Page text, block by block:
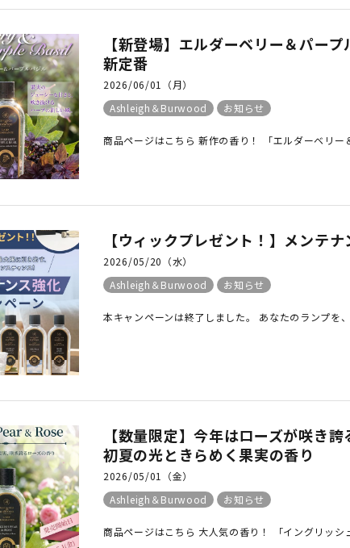
【新登場】エルダーベリー＆パー
新定番
2026/06/01（月）
Ashleigh＆Burwood
お知らせ
商品ページはこちら 新作の香り！ 「エルダーベリ
【ウィックプレゼント！】メンテ
2026/05/20（水）
Ashleigh＆Burwood
お知らせ
本キャンペーンは終了しました。 あなたのランプ
【数量限定】今年はローズが咲き
初夏の光ときらめく果実の香り
2026/05/01（金）
Ashleigh＆Burwood
お知らせ
商品ページはこちら 大人気の香り！ 「イングリッ